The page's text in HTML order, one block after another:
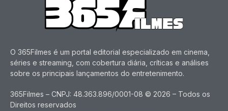
O 365Filmes é um portal editorial especializado em cinema,
séries e streaming, com cobertura diária, críticas e análises
sobre os principais lançamentos do entretenimento.
365Filmes – CNPJ: 48.363.896/0001-08 © 2026 – Todos os
Direitos reservados